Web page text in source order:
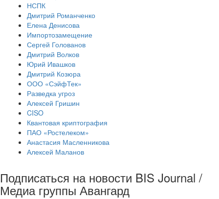
НСПК
Дмитрий Романченко
Елена Денисова
Импортозамещение
Сергей Голованов
Дмитрий Волков
Юрий Ивашков
Дмитрий Козюра
ООО «СэйфТек»
Разведка угроз
Алексей Гришин
CISO
Квантовая криптография
ПАО «Ростелеком»
Анастасия Масленникова
Алексей Маланов
Подписаться на новости BIS Journal /
Медиа группы Авангард